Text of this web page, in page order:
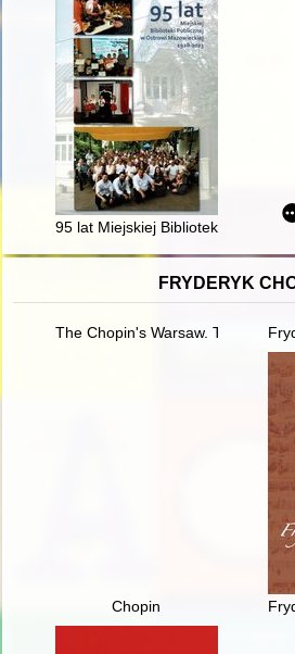
95 lat Miejskiej Biblioteki
FRYDERYK
The Chopin's Warsaw. The
Chopin